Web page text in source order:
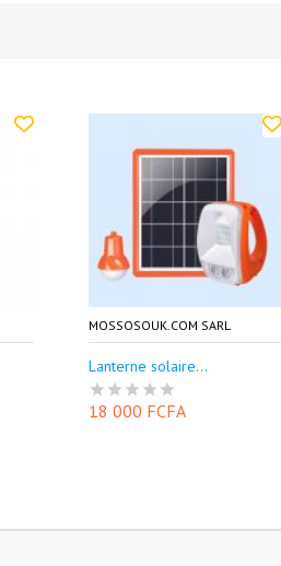
MOSSOSOUK.COM SARL
Lanterne solaire...
18 000 FCFA